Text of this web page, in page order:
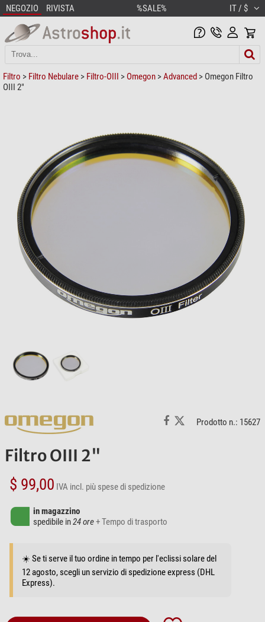
NEGOZIO RIVISTA %SALE% IT / $
Filtro > Filtro Nebulare > Filtro-OIII > Omegon >Advanced > Omegon Filtro
OIII 2"
Prodotto n.: 15627
Filtro OIII 2"
$ 99,00 IVA incl. più spese di spedizione
in magazzino
spedibile in24 ore+ Tempo di trasporto
☀️ Se ti serve il tuo ordine in tempo per l'eclissi solare del
12 agosto, scegli un servizio di spedizione express (DHL
Express).